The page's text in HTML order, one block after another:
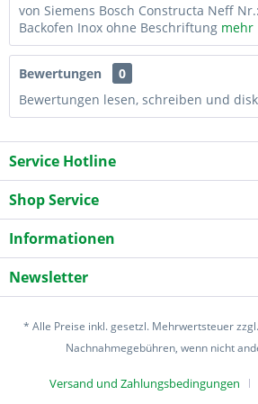
von Siemens Bosch Constructa Neff
Backofen Inox ohne Beschriftung mehr
Bewertungen
0
Bewertungen lesen, schreiben und
Service Hotline
Shop Service
Informationen
Newsletter
* Alle Preise inkl. gesetzl. Mehrwertsteuer zzgl.
Nachnahmegebühren, wenn nicht
Versand und Zahlungsbedingungen